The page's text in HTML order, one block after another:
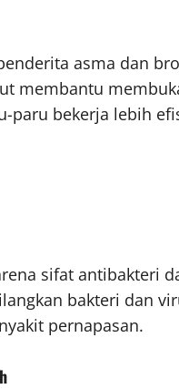
asma dan
membantu
paru bekerja lebih
sifat antibakteri
bakteri dan
pernapasan.